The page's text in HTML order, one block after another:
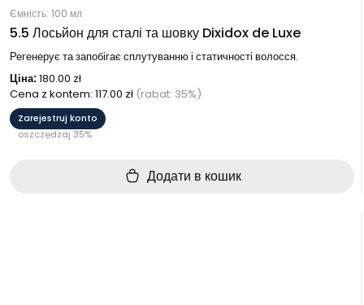
Ємність: 100 мл
5.5 Лосьйон для сталі та шовку Dixidox de Luxe
Регенерує та запобігає сплутуванню і статичності волосся.
Ціна:180.00 zł
Cena z kontem: 117.00 zł (rabat: 35%)
Zarejestruj konto
oszczędzaj 35%
Додати в кошик